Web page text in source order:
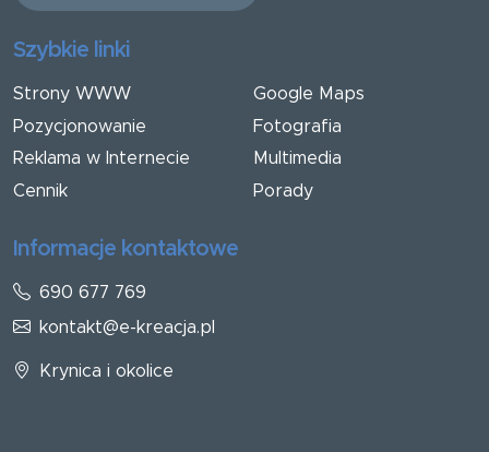
Szybkie linki
Strony WWW
Pozycjonowanie
Reklama w Internecie
Cennik
Google Maps
Fotografia
Multimedia
Porady
Informacje kontaktowe
690 677 769
kontakt@e-kreacja.pl
Krynica i okolice